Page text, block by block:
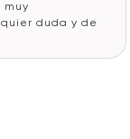
muy
duda y de